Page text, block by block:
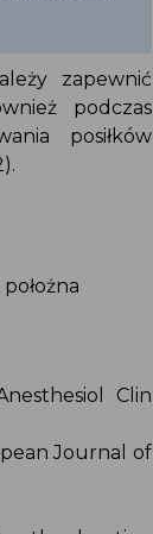
zapewnić
podczas
posiłków
, położna
Clin
Journal of